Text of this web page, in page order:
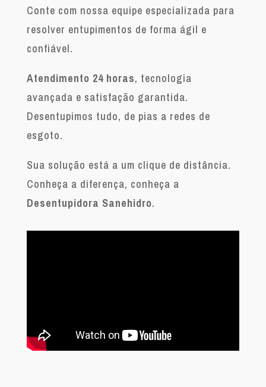
Conte com nossa equipe especializada para
resolver entupimentos de forma ágil e
confiável.
Atendimento 24 horas, tecnologia
avançada e satisfação garantida.
Desentupimos tudo, de pias a redes de
esgoto.
Sua solução está a um clique de distância.
Conheça a diferença, conheça a
Desentupidora Sanehidro.